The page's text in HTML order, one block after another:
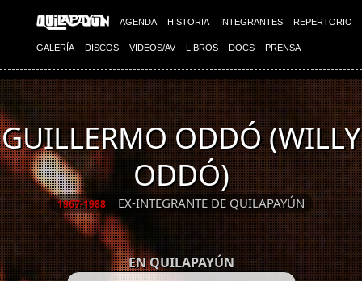
AGENDA HISTORIA INTEGRANTES REPERTORIO
GALERÍA DISCOS VIDEOS/AV LIBROS DOCS PRENSA
GUILLERMO ODDÓ (WILLY
ODDÓ)
1967-1988 EX-INTEGRANTE DE QUILAPAYÚN
EN QUILAPAYÚN